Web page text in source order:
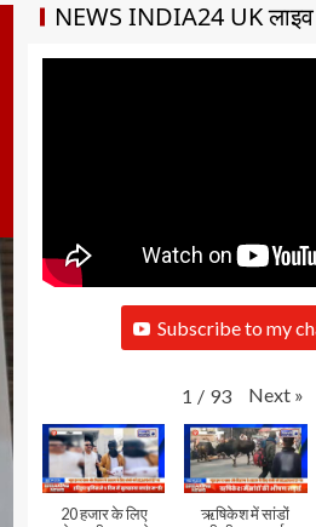
NEWS INDIA24 UK लाइव
Subscribe to my
1 / 93 Next »
20 हजार के लिए
ऋषिकेश में सांडों